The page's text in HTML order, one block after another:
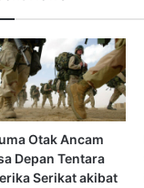
Otak Ancam
Depan Tentara
Serikat akibat